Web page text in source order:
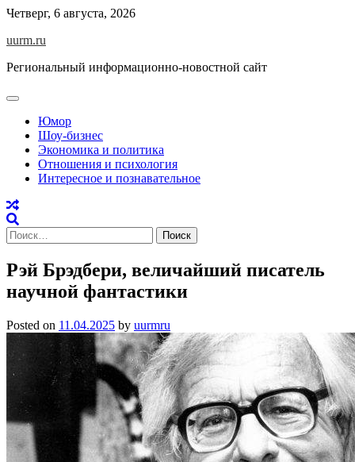
Skip
content
Четверг, 6 августа, 2026
uurm.ru
Региональный информационно-новостной сайт
Юмор
Шоу-бизнес
Экономика и политика
Отношения и психология
Интересное и познавательное
Найти:
Рэй Брэдбери, величайший писатель
научной фантастики
Posted on 11.04.2025 by uurmru